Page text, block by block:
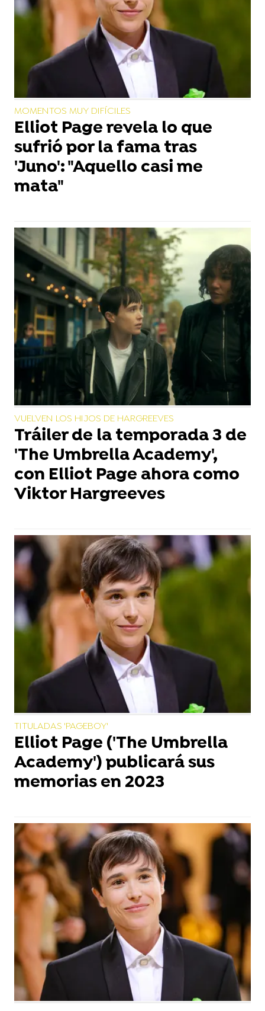
MOMENTOS MUY DIFÍCILES
Elliot Page revela lo que
sufrió por la fama tras
'Juno': "Aquello casi me
mata"
VUELVEN LOS HIJOS DE HARGREEVES
Tráiler de la temporada 3 de
'The Umbrella Academy',
con Elliot Page ahora como
Viktor Hargreeves
TITULADAS 'PAGEBOY'
Elliot Page ('The Umbrella
Academy') publicará sus
memorias en 2023